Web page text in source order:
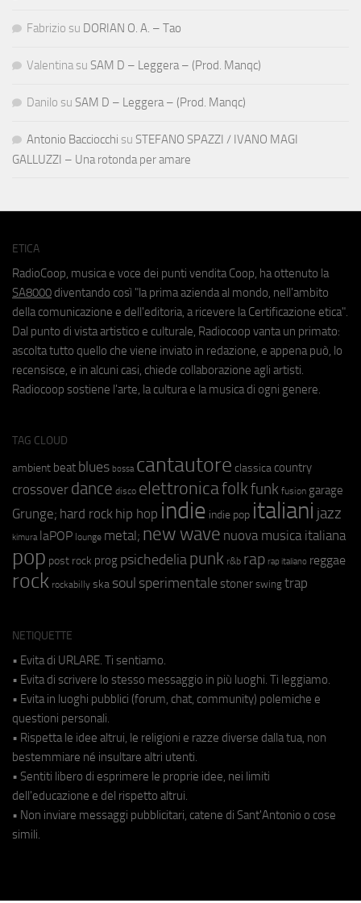
Fabrizio su DORIAN O. A. – Tao
Valentina su SAM D – Leggera – (Prod. Manqc)
Danilo su SAM D – Leggera – (Prod. Manqc)
Antonio Bacciocchi su STEFANO SPAZZI / IVANO MAGI
GALLUZZI – Una rotonda per amare
ETICA
RadioCoop, musica e voce dei punti vendita Coop, ha ottenuto la
SA8000 diventando così "la prima azienda al mondo, nell'ambito
della comunicazione e dell'editoria, a ricevere la Certificazione etica".
Dal punto di vista artistico e culturale, Radiocoop vanta un primato:
ascolta tutto quello che viene inviato in redazione, e appena può, lo
recensisce, e in alcuni casi, chiede collaborazione agli artisti.
Radiocoop sostiene l'arte, la cultura e la musica di ogni genere.
TAG CLOUD
ambient beat blues bossa cantautore classica country
crossover dance disco elettronicafolkfunk fusion garage
Grunge; hard rock hip hop indie indie pop italiani jazz
kimura laPOP lounge metal; new wave nuova musica italiana
pop post rock prog psichedeliapunk r&b rap rap italiano reggae
rock rockabilly ska soul sperimentale stoner swing trap
NETIQUETTE
• Evita di URLARE. Ti sentiamo.
• Evita di scrivere lo stesso messaggio in più luoghi. Ti leggiamo.
• Evita in luoghi pubblici (forum, chat, community) polemiche e
questioni personali.
• Rispetta le idee altrui, le religioni e razze diverse dalla tua, non
bestemmiare né insultare altri utenti.
• Sentiti libero di esprimere le proprie idee, nei limiti
dell'educazione e del rispetto altrui.
• Non inviare messaggi pubblicitari, catene di Sant'Antonio o cose
simili.